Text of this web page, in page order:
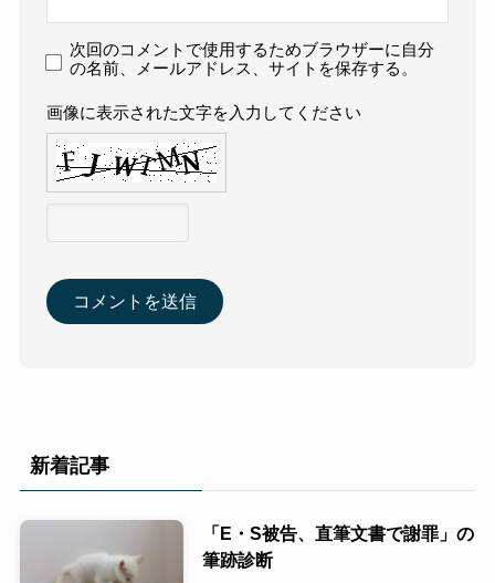
次回のコメントで使用するためブラウザーに自分
の名前、メールアドレス、サイトを保存する。
画像に表示された文字を入力してください
新着記事
「E・S被告、直筆文書で謝罪」の
筆跡診断